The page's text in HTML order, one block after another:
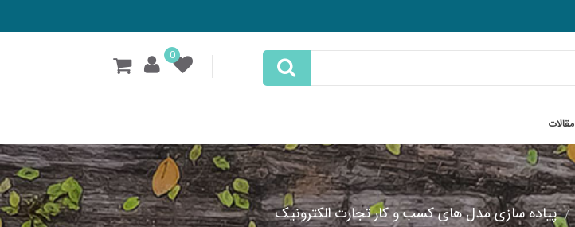
0
مقالات
پیاده سازی مدل های کسب و کار تجارت الکترونیک